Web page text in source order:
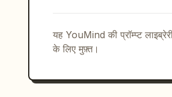
यह YouMind की प्रॉम्प्ट
के लिए मुफ़्त।